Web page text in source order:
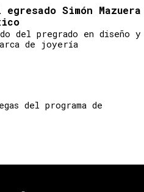
Simón Mazuera
del pregrado en diseño y
de joyería
del programa de